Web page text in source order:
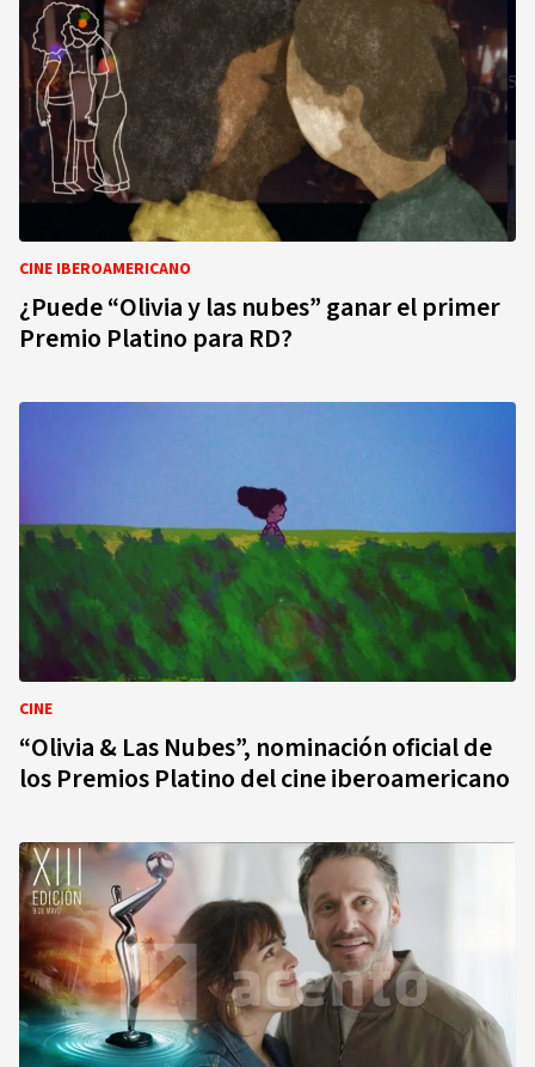
CINE IBEROAMERICANO
¿Puede “Olivia y las nubes” ganar el primer
Premio Platino para RD?
CINE
“Olivia & Las Nubes”, nominación oficial de
los Premios Platino del cine iberoamericano